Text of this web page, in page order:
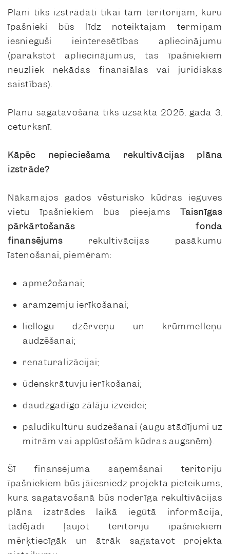
Plāni tiks izstrādāti tikai tām teritorijām, kuru
īpašnieki būs līdz noteiktajam termiņam
iesnieguši ieinteresētības apliecinājumu
(parakstot apliecinājumus, tas īpašniekiem
neuzliek nekādas finansiālas vai juridiskas
saistības).
Plānu sagatavošana tiks uzsākta 2025. gada 3.
ceturksnī.
Kāpēc nepieciešama rekultivācijas plāna
izstrāde?
Nākamajos gados vēsturisko kūdras ieguves
vietu īpašniekiem būs pieejamsTaisnīgas
pārkārtošanās fonda
finansējums rekultivācijas pasākumu
īstenošanai, piemēram:
apmežošanai;
aramzemju ierīkošanai;
liellogu dzērveņu un krūmmelleņu
audzēšanai;
renaturalizācijai;
ūdenskrātuvju ierīkošanai;
daudzgadīgo zālāju izveidei;
paludikultūru audzēšanai (augu stādījumi uz
mitrām vai applūstošām kūdras augsnēm).
Šī finansējuma saņemšanai teritoriju
īpašniekiem būs jāiesniedz projekta pieteikums,
kura sagatavošanā būs noderīga rekultivācijas
plāna izstrādes laikā iegūtā informācija,
tādējādi ļaujot teritoriju īpašniekiem
mērķtiecīgāk un ātrāk sagatavot projekta